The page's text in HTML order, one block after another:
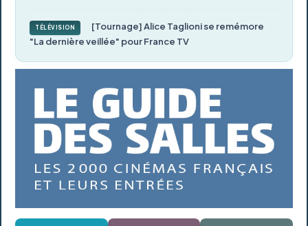
TÉLÉVISION
[Tournage] Alice Taglioni se remémore
"La dernière veillée" pour France TV